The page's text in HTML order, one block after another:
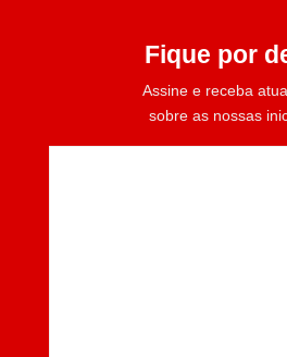
Fique por
Assine e receba
sobre as nossas